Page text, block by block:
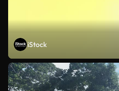
iStock